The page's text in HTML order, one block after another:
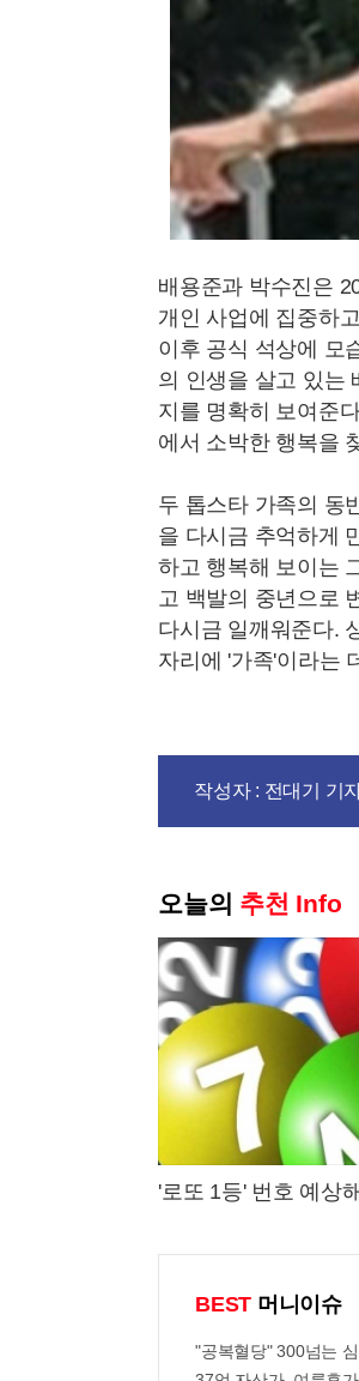
배용준과 박수진은
개인 사업에 집중하
이후 공식 석상에 모
의 인생을 살고 있는
지를 명확히 보여준
에서 소박한 행복을
두 톱스타 가족의 동
을 다시금 추억하게
하고 행복해 보이는
고 백발의 중년으로
다시금 일깨워준다.
자리에 '가족'이라는
작성자 : 전대기 기
오늘의 추천 Info
'로또 1등' 번호 예상
BEST 머니이슈
"공복혈당" 300넘는